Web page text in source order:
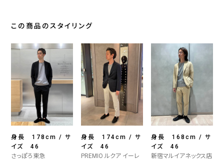
この商品のスタイリング
身長 178cm / サ
イズ 46
さっぽろ東急
身長 174cm / サ
イズ 46
PREMIO ルクア イーレ
身長 168cm / サ
イズ 46
新宿マルイアネックス店